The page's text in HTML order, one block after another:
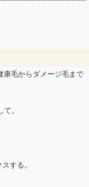
康毛からダメージ毛まで
。
する。